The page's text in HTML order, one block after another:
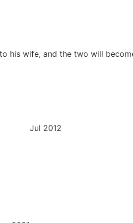
his wife, and the two will
Jul 2012